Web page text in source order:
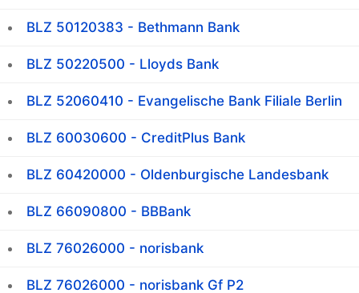
BLZ 50120383 - Bethmann Bank
BLZ 50220500 - Lloyds Bank
BLZ 52060410 - Evangelische Bank Filiale Berlin
BLZ 60030600 - CreditPlus Bank
BLZ 60420000 - Oldenburgische Landesbank
BLZ 66090800 - BBBank
BLZ 76026000 - norisbank
BLZ 76026000 - norisbank Gf P2